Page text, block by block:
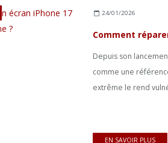
24/01/2026
Depuis son
comme une
extrême le rend
EN SAVOIR PLUS